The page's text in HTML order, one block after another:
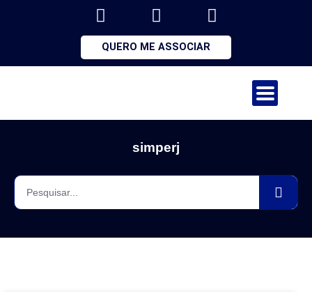
QUERO ME ASSOCIAR
simperj